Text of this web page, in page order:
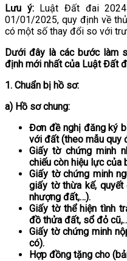
Lưu ý:Luật Đất đai
01/01/2025, quy định về
có một số thay đổi so với
Dưới đây là các bước làm
định mới nhất của Luật Đất
1. Chuẩn bị hồ sơ:
a) Hồ sơ chung:
Đơn đề nghị đăng ký
với đất (theo mẫu quy
Giấy tờ chứng minh
chiếu còn hiệu lực của
Giấy tờ chứng minh
giấy tờ thừa kế, quyết
nhượng đất,…).
Giấy tờ thể hiện tình
đồ thửa đất, sổ đỏ
Giấy tờ chứng minh
có).
Hợp đồng tặng cho